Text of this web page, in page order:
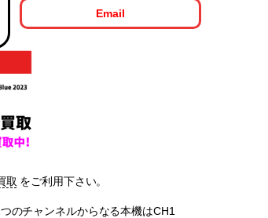
Email
取 をご利用下さい。
のチャンネルからなる本機はCH1